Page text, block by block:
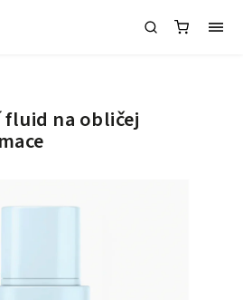
fluid na obličej